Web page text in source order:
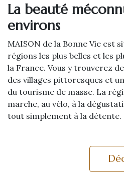
La beauté
environs
MAISON de la Bonne Vie est
régions les plus belles et les
la France. Vous y trouverez
des villages pittoresques et
du tourisme de masse. La
marche, au vélo, à la
tout simplement à la détente.